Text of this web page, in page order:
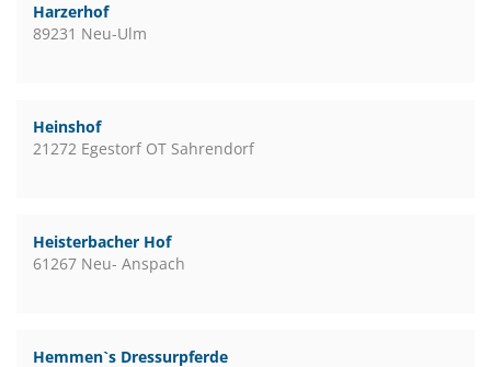
Harzerhof
89231 Neu-Ulm
Heinshof
21272 Egestorf OT Sahrendorf
Heisterbacher Hof
61267 Neu- Anspach
Hemmen`s Dressurpferde